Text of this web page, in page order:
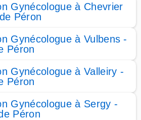
Gynécologue à Chevrier
Péron
Gynécologue à Vulbens -
Péron
Gynécologue à Valleiry -
Péron
Gynécologue à Sergy -
Péron